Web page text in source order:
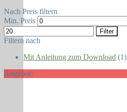
Nach Preis filtern
Min. Preis
Filter
Filtern nach
Mit Anleitung zum Download (1)
Angebot!